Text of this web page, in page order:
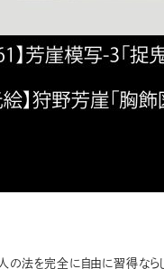
の法を完全に自由に習得な